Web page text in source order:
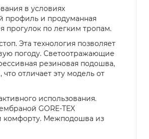
в условиях
профиль и продуманная
прогулок по легким тропам.
Эта технология позволяет
погоду. Светоотражающие
резиновая подошва,
отличает эту модель от
использования.
GORE-TEX
комфорту. Межподошва из